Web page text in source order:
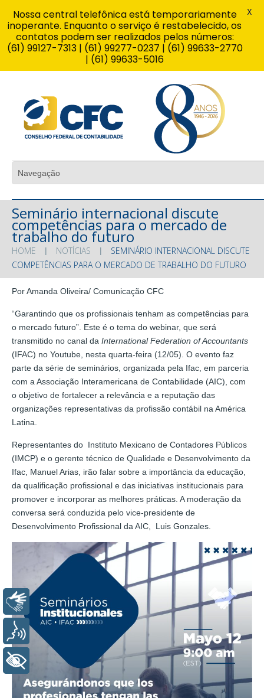
Seminário internacional discute
competências para o mercado de
trabalho do futuro
HOME NOTÍCIAS
SEMINÁRIO INTERNACIONAL DISCUTE
COMPETÊNCIAS PARA O MERCADO DE TRABALHO DO FUTURO
Por Amanda Oliveira/ Comunicação CFC
“Garantindo que os profissionais tenham as competências para
o mercado futuro”. Este é o tema do webinar, que será
transmitido no canal da International Federation of Accountants
(IFAC) no Youtube, nesta quarta-feira (12/05). O evento faz
parte da série de seminários, organizada pela Ifac, em parceria
com a Associação Interamericana de Contabilidade (AIC), com
o objetivo de fortalecer a relevância e a reputação das
organizações representativas da profissão contábil na América
Latina.
Representantes do Instituto Mexicano de Contadores Públicos
(IMCP) e o gerente técnico de Qualidade e Desenvolvimento da
Ifac, Manuel Arias, irão falar sobre a importância da educação,
da qualificação profissional e das iniciativas institucionais para
promover e incorporar as melhores práticas. A moderação da
conversa será conduzida pelo vice-presidente de
Desenvolvimento Profissional da AIC, Luis Gonzales.
Nossa central telefônica está temporariamente
inoperante. Enquanto o serviço é restabelecido, os
contatos podem ser realizados pelos números:
(61) 99127-7313 | (61) 99277-0237 | (61) 99633-2770
| (61) 99633-5016
X
Libras
+ Acessibilidade